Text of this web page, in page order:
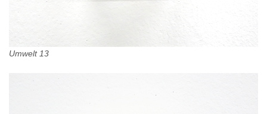
Umwelt 13